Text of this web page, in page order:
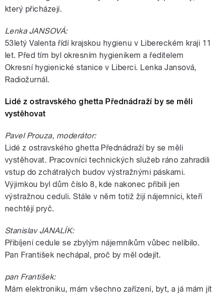
který přicházejí.
Lenka JANSOVÁ:
53letý Valenta řídí krajskou hygienu v Libereckém kraji 11
let. Před tím byl okresním hygienikem a ředitelem
Okresní hygienické stanice v Liberci. Lenka Jansová,
Radiožurnál.
Lidé z ostravského ghetta Přednádraží by se měli
vystěhovat
Pavel Prouza, moderátor:
Lidé z ostravského ghetta Přednádraží by se měli
vystěhovat. Pracovníci technických služeb ráno zahradili
vstup do zchátralých budov výstražnými páskami.
Výjimkou byl dům číslo 8, kde nakonec přibili jen
výstražnou ceduli. Stále v něm totiž žijí nájemníci, kteří
nechtějí pryč.
Stanislav JANALÍK:
Přibíjení cedule se zbylým nájemníkům vůbec nelíbilo.
Pan František nechápal, proč by měl odejít.
pan František:
Mám elektroniku, mám všechno zařízení, byt, a já mám jít